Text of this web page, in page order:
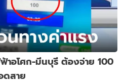
าอโศก-มีนบุรี ต้องจ่าย 100
ดสาย